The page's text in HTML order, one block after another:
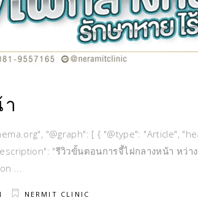
"@graph": [ { "@type": "Article",
"รีวิวขั้นตอนการจี้ไฝกลางหน้า หว่
NERMIT CLINIC